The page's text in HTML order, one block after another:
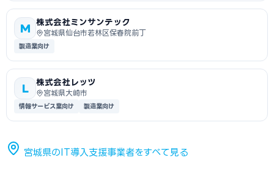
M
株式会社ミンサンテック
宮城県仙台市若林区保春院前丁
製造業向け
L
株式会社レッツ
宮城県大崎市
情報サービス業向け 製造業向け
宮城県のIT導入支援事業者をすべて見る